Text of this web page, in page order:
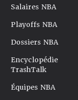
Salaires NBA
Playoffs NBA
Dossiers NBA
Encyclopédie
TrashTalk
Équipes NBA